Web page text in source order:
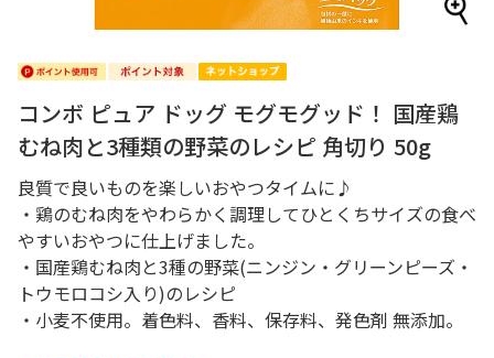
コンボ ピュア ドッグ モグモグッド！ 国産鶏
むね肉と3種類の野菜のレシピ 角切り 50g
良質で良いものを楽しいおやつタイムに♪
・鶏のむね肉をやわらかく調理してひとくちサイズの食べ
やすいおやつに仕上げました。
・国産鶏むね肉と3種の野菜(ニンジン・グリーンピーズ・
トウモロコシ入り)のレシピ
・小麦不使用。着色料、香料、保存料、発色剤 無添加。